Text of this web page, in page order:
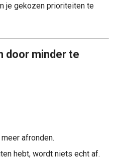
je gekozen prioriteiten te
door minder te
afronden.
hebt, wordt niets echt af.